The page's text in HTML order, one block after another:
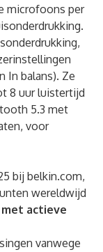
microfoons per
In balans). Ze
8 uur luistertijd
5.3 met
voor
bij belkin.com,
wereldwijd
met actieve
vanwege